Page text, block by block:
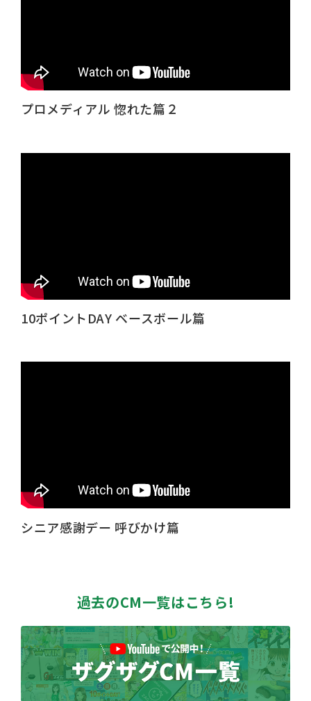
プロメディアル 惚れた篇２
10ポイントDAY ベースボール篇
シニア感謝デー 呼びかけ篇
過去のCM一覧はこちら!